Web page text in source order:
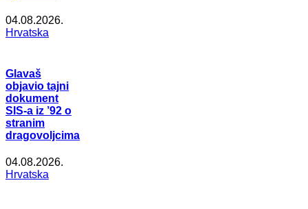
04.08.2026.
Hrvatska
Glavaš
objavio tajni
dokument
SIS-a iz ’92 o
stranim
dragovoljcima
04.08.2026.
Hrvatska